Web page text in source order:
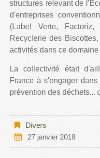
structures relevant de
d'entreprises
(Label Verte,
Recyclerie des
activités dans ce
La collectivité était
France à s'engager
prévention des déchets...
Divers
27 janvier 2018